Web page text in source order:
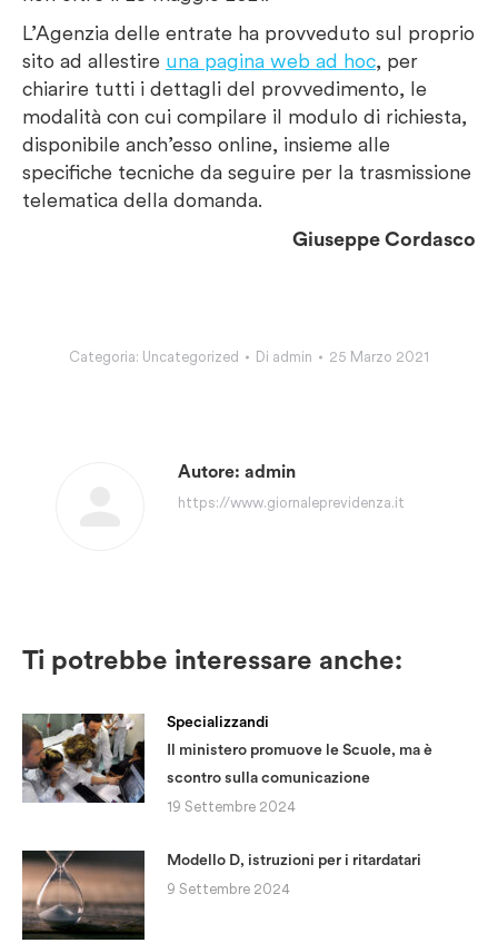
L’Agenzia delle entrate ha provveduto sul proprio
sito ad allestire una pagina web ad hoc, per
chiarire tutti i dettagli del provvedimento, le
modalità con cui compilare il modulo di richiesta,
disponibile anch’esso online, insieme alle
specifiche tecniche da seguire per la trasmissione
telematica della domanda.
Giuseppe Cordasco
Categoria: Uncategorized Di admin 25 Marzo 2021
Autore: admin
https://www.giornaleprevidenza.it
Ti potrebbe interessare anche:
Specializzandi
Il ministero promuove le Scuole, ma è
scontro sulla comunicazione
19 Settembre 2024
Modello D, istruzioni per i ritardatari
9 Settembre 2024